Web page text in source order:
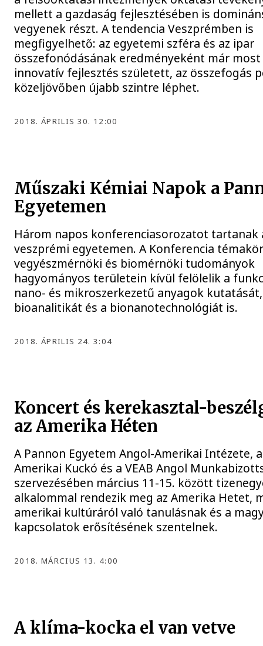
mellett a gazdaság fejlesztésében is
vegyenek részt. A tendencia Veszprémben is
megfigyelhető: az egyetemi szféra és az ipar
összefonódásának eredményeként már most
innovatív fejlesztés született, az összefogás
közeljövőben újabb szintre léphet.
2018. ÁPRILIS 30. 12:00
Műszaki Kémiai Napok a
Egyetemen
Három napos konferenciasorozatot tartanak
veszprémi egyetemen. A Konferencia
vegyészmérnöki és biomérnöki tudományok
hagyományos területein kívül felölelik a
nano- és mikroszerkezetű anyagok
bioanalitikát és a bionanotechnológiát is.
2018. ÁPRILIS 24. 3:04
Koncert és kerekasztal-
az Amerika Héten
A Pannon Egyetem Angol-Amerikai Intézete,
Amerikai Kuckó és a VEAB Angol
szervezésében március 11-15. között
alkalommal rendezik meg az Amerika Hetet,
amerikai kultúráról való tanulásnak és a
kapcsolatok erősítésének szentelnek.
2018. MÁRCIUS 13. 4:00
A klíma-kocka el van vetve